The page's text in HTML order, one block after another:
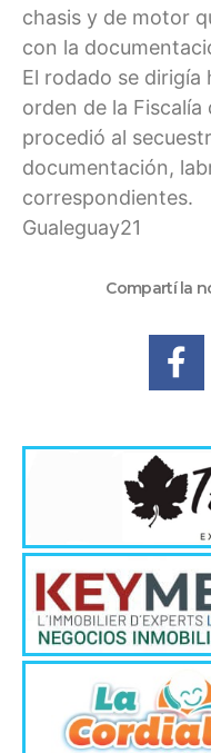
chasis y de motor
con la
El rodado se dirigía
orden de la Fiscalía
procedió al
documentación,
correspondientes.
Gualeguay21
Compartí la